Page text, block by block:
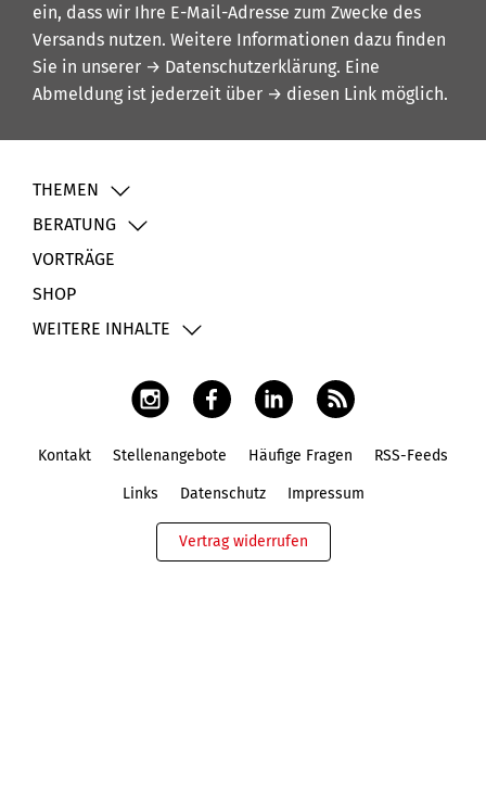
ein, dass wir Ihre E-Mail-Adresse zum Zwecke des
Versands nutzen. Weitere Informationen dazu finden
Sie in unserer → Datenschutzerklärung. Eine
Abmeldung ist jederzeit über → diesen Link möglich.
THEMEN
BERATUNG
VORTRÄGE
SHOP
WEITERE INHALTE
Kontakt Stellenangebote Häufige Fragen RSS-Feeds
Links Datenschutz Impressum
Vertrag widerrufen